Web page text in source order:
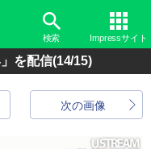
検索 Impressサイト
を配信(14/15)
次の画像